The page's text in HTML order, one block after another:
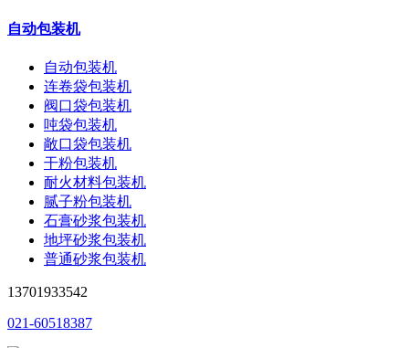
自动包装机
自动包装机
连卷袋包装机
阀口袋包装机
吨袋包装机
敞口袋包装机
干粉包装机
耐火材料包装机
腻子粉包装机
石膏砂浆包装机
地坪砂浆包装机
普通砂浆包装机
13701933542
021-60518387